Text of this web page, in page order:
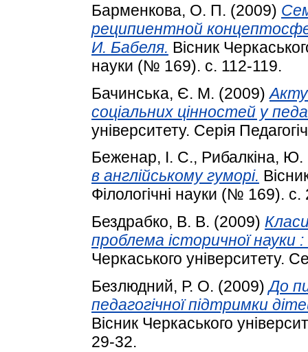
Барменкова, О. П. (2009)
реципиентной
И. Бабеля. Вісник
науки (№ 169). с. 112-119.
Бачинська, Є. М. (2009)
соціальних цінностей у
університету. Серія
Беженар, І. С., Рибалкіна, Ю.
в англійському гуморі.
Філологічні науки (№ 169). с.
Бездрабко, В. В. (2009)
проблема історичної науки
Черкаського університету.
Безлюдний, Р. О. (2009)До
педагогічної підтримки
Вісник Черкаського
29-32.